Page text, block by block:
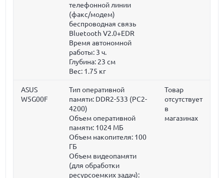
телефонной линии
(факс/модем)
беспроводная связь
Bluetooth V2.0+EDR
Время автономной
работы: 3 ч.
Глубина: 23 см
Вес: 1.75 кг
ASUS
W5G00F
Тип оперативной
памяти: DDR2-533 (PC2-
4200)
Объем оперативной
памяти: 1024 МБ
Объем накопителя: 100
ГБ
Объем видеопамяти
(для обработки
ресурсоемких задач):
Товар
отсутствует
в
магазинах